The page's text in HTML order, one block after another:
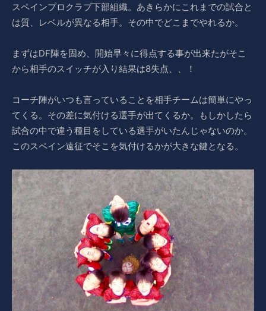
スペインプロクラブ下部組織。あきらかにこれまでの試合と
は質、レベルが異なる相手。その中でどこまでやれるか。
まずはDF陣を固め、開始早々に得点する事が出来たがそこ
から相手のスイッチが入り結果は8失点、、！
コーチ陣がいつも言っていることを相手チームは簡単にやっ
てくる。その差に気付ける選手が出てくるか。もしかしたら
試合の中で違う種目をしている選手がいたんじゃないのか。
このスペイン遠征でそこを気付けるかが大きな鍵となる。